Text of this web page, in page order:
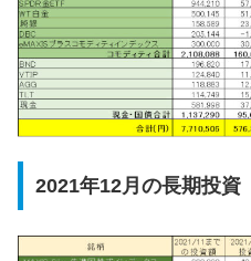
2021年12月の長期投資